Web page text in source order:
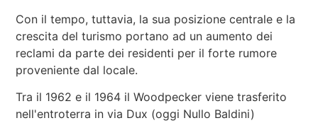
Con il tempo, tuttavia, la sua posizione centrale e la
crescita del turismo portano ad un aumento dei
reclami da parte dei residenti per il forte rumore
proveniente dal locale.
Tra il 1962 e il 1964 il Woodpecker viene trasferito
nell'entroterra in via Dux (oggi Nullo Baldini)